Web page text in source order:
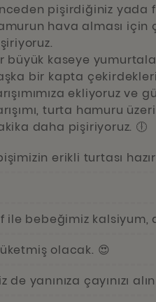
pişirdiğiniz yada
hava alması için
büyük kaseye
bir kapta
ekliyoruz ve
turta hamuru
daha pişiriyoruz. 🕕
erikli turtası
ile bebeğimiz kalsiyum,
olacak. 😍
de yanınıza çayınızı